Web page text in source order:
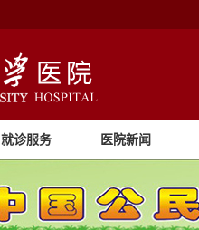
就诊服务 医院新闻